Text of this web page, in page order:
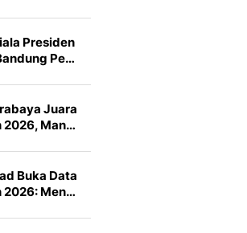
Presiden
Pe…
Juara
2026, Man…
Buka Data
2026: Men…